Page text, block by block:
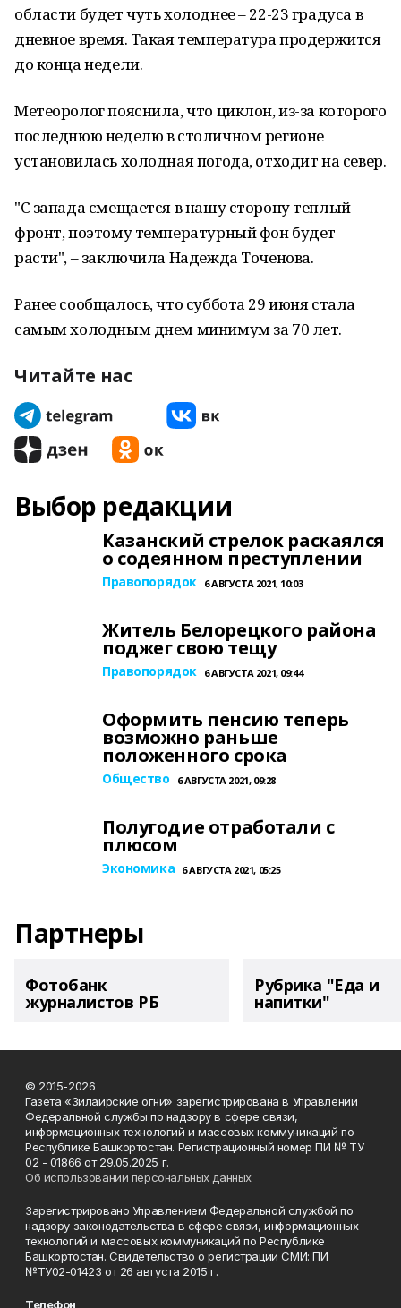
области будет чуть холоднее – 22-23 градуса в
дневное время. Такая температура продержится
до конца недели.
Метеоролог пояснила, что циклон, из-за которого
последнюю неделю в столичном регионе
установилась холодная погода, отходит на север.
"С запада смещается в нашу сторону теплый
фронт, поэтому температурный фон будет
расти", – заключила Надежда Точенова.
Ранее сообщалось, что суббота 29 июня стала
самым холодным днем минимум за 70 лет.
Читайте нас
Выбор редакции
Казанский стрелок раскаялся
о содеянном преступлении
Правопорядок 6 АВГУСТА 2021, 10:03
Житель Белорецкого района
поджег свою тещу
Правопорядок 6 АВГУСТА 2021, 09:44
Оформить пенсию теперь
возможно раньше
положенного срока
Общество 6 АВГУСТА 2021, 09:28
Полугодие отработали с
плюсом
Экономика 6 АВГУСТА 2021, 05:25
Партнеры
Фотобанк
журналистов РБ
Рубрика "Еда и
напитки"
© 2015-2026
Газета «Зилаирские огни» зарегистрирована в Управлении
Федеральной службы по надзору в сфере связи,
информационных технологий и массовых коммуникаций по
Республике Башкортостан. Регистрационный номер ПИ № ТУ
02 - 01866 от 29.05.2025 г.
Об использовании персональных данных
Зарегистрировано Управлением Федеральной службой по
надзору законодательства в сфере связи, информационных
технологий и массовых коммуникаций по Республике
Башкортостан. Свидетельство о регистрации СМИ: ПИ
№ТУ02-01423 от 26 августа 2015 г.
Телефон